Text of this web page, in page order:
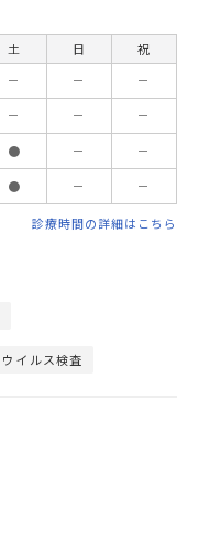
土 日
祝
－ －
－
－ －
－
● －
－
● － －
診療時間の詳細はこちら
ウイルス検査